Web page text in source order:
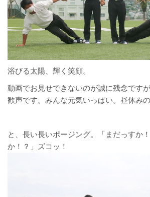
浴びる太陽、輝く笑顔。
動画でお見せできないのが誠に残念です
歓声です。みんな元気いっぱい。昼休み
と、長い長いポージング。「まだっすか
か！？」ズコッ！